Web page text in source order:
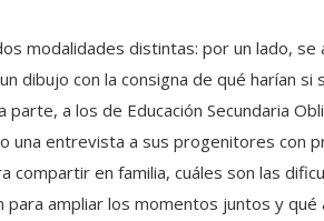
modalidades distintas: por un lado, se
dibujo con la consigna de qué harían
parte, a los de Educación Secundaria
una entrevista a sus progenitores con
compartir en familia, cuáles son las
para ampliar los momentos juntos y